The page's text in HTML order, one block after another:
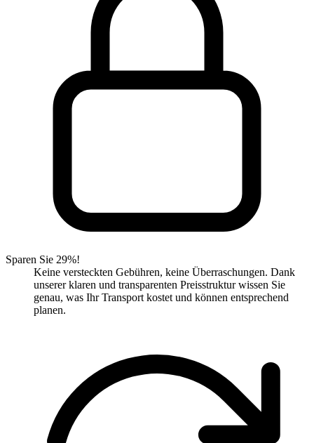
Sparen Sie 29%!
Keine versteckten Gebühren, keine Überraschungen. Dank
unserer klaren und transparenten Preisstruktur wissen Sie
genau, was Ihr Transport kostet und können entsprechend
planen.